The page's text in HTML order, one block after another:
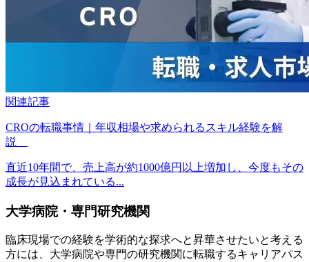
関連記事
CROの転職事情｜年収相場や求められるスキル経験を解
説
直近10年間で、売上高が約1000億円以上増加し、今度もその
成長が見込まれている...
大学病院・専門研究機関
臨床現場での経験を学術的な探求へと昇華させたいと考える
方には、大学病院や専門の研究機関に転職するキャリアパス